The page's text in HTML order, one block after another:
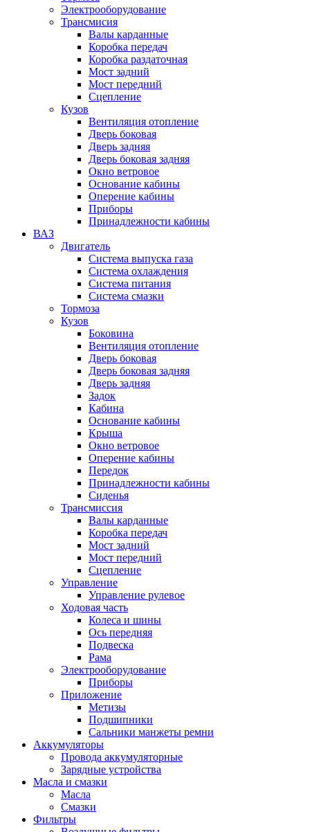
Электрооборудование
Трансмисия
Валы карданные
Коробка передач
Коробка раздаточная
Мост задний
Мост передний
Сцепление
Кузов
Вентиляция отопление
Дверь боковая
Дверь задняя
Дверь боковая задняя
Окно ветровое
Основание кабины
Оперение кабины
Приборы
Принадлежности кабины
ВАЗ
Двигатель
Система выпуска газа
Система охлаждения
Система питания
Система смазки
Тормоза
Кузов
Боковина
Вентиляция отопление
Дверь боковая
Дверь боковая задняя
Дверь задняя
Задок
Кабина
Основание кабины
Крыша
Окно ветровое
Оперение кабины
Передок
Принадлежности кабины
Сиденья
Трансмиссия
Валы карданные
Коробка передач
Мост задний
Мост передний
Сцепление
Управление
Управление рулевое
Ходовая часть
Колеса и шины
Ось передняя
Подвеска
Рама
Электрооборудование
Приборы
Приложение
Метизы
Подшипники
Сальники манжеты ремни
Аккумуляторы
Провода аккумуляторные
Зарядные устройства
Масла и смазки
Масла
Смазки
Фильтры